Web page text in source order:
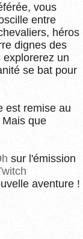
vous
entre
héros
dignes des
un
se bat pour
est remise au
que
sur l'émission
aventure !